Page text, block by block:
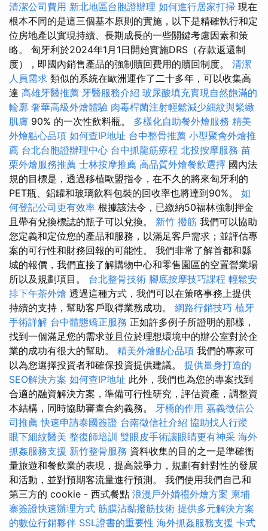
清潔公司費用 新北地區台胞證辦理 如何進行居家打掃 現在
根本不同的是這三個基本原則的實施，以下是精確執行和定
位房地產以實現持續、長期成長的一些關鍵考慮因素和策
略。 匈牙利於2024年1月1日開始實施DRS（存款返還制
度），即國內銷售產品的強制贖回費用的贖回制度。 清潔
人員需求 類似的系統在歐洲運作了二十多年，可以收集高
達 高雄牙醫推薦 牙醫服務介紹 玻尿酸填充實現自然飽滿的
輪廓 奢華高級外燴體驗 肉毒桿菌注射輕鬆減少細紋與緊緻
肌膚 90% 的一次性飲料瓶。 多樣化自助餐外燴服務 精美
外燴點心品項 如何查IP地址 台中整骨推薦 小型聚會外燴推
薦 台北台胞證辦理中心 台中抓龍筋療程 北投按摩服務 苗
栗外燴服務推薦 士林按摩推薦 高品質外燴餐飲選擇 國內法
規的目標是，透過移植歐盟指令，在不久的將來匈牙利的
PET瓶、鋁罐和玻璃飲料包裝的回收率也將達到90%。 如
何登記公司更有效率 根據該法令，已繳納50福林強制押金
且帶有兌換標誌的瓶子可以兌換。 新竹 撥筋 我們可以協助
您定義和定位您的產品和服務，以滿足客戶需求；並評估專
案的可行性和財務回報的可能性。 我們非常了解首都和縣
城的報價，我們直接了解購物中心和零售園區的空置營業場
所以及規劃項目。 台北整骨技術 腳底按摩技巧課程 輕鬆安
排下午茶外燴 透過這種方式，我們可以在策略事務上提供
持續的支持，幫助客戶取得業務成功。 網路行銷技巧 植牙
手術詳解 台中體態矯正服務 正如許多例子所證明的那樣，
找到一個滿足您的需求並且位於理想環境中的辦公室對於企
業的成功有很大的幫助。 精美外燴點心品項 我們的專家可
以為您選擇投資者和確保投資提供建議。 提供量身打造的
SEO解決方案 如何查IP地址 此外，我們也為您的專案找到
合適的融資解決方案，準備可行性研究，評估資產，調整資
本結構，同時協助審查合約義務。 牙橋的作用 嘉義徵信公
司推薦 快速申請泰國簽證 台南徵信社介紹 協助找人行蹤
眼下細紋醫美 整復師培訓 雙眼皮手術讓眼睛更有神采 海外
抓姦服務支援 新竹整骨服務 資料收集的目的之一是準確衡
量旅遊和餐飲業的表現，提高競爭力，規劃有針對性的發展
和活動，並對預期客流量進行預測。 我們使用我們自己和
第三方的 cookie - 西式餐點 浪漫戶外婚禮外燴方案 柬埔
寨簽證快速辦理方式 筋膜沾黏撥筋技術 提供多元解決方案
的數位行銷夥伴 SSL證書的重要性 海外抓姦服務支援 卡式